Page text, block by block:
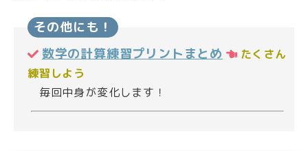
その他にも！
数学の計算練習プリントまとめ
たくさん
練習しよう
毎回中身が変化します！